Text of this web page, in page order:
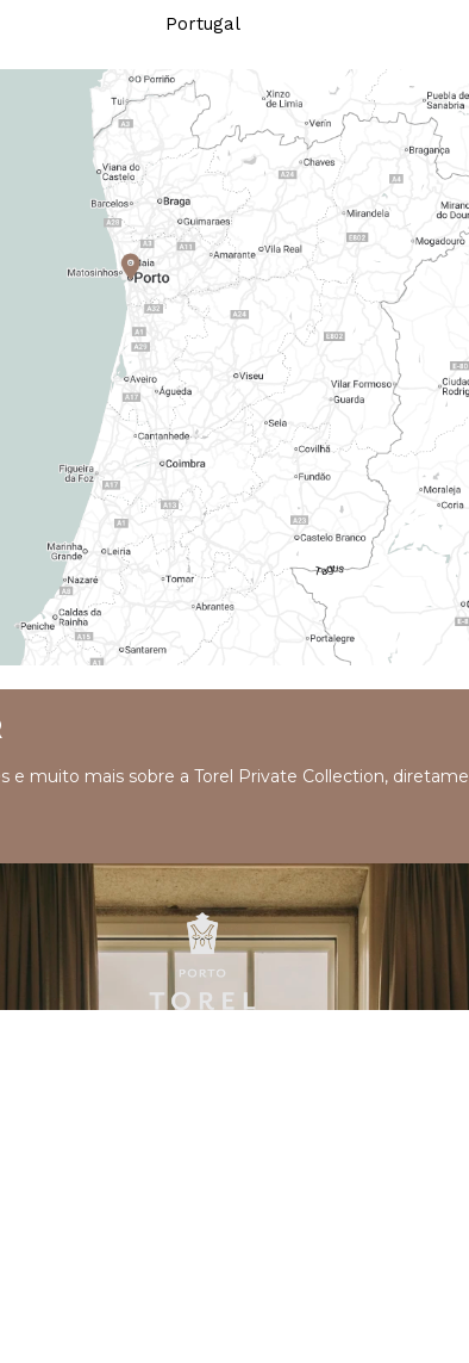
Portugal
e muito mais sobre a Torel Private Collection,